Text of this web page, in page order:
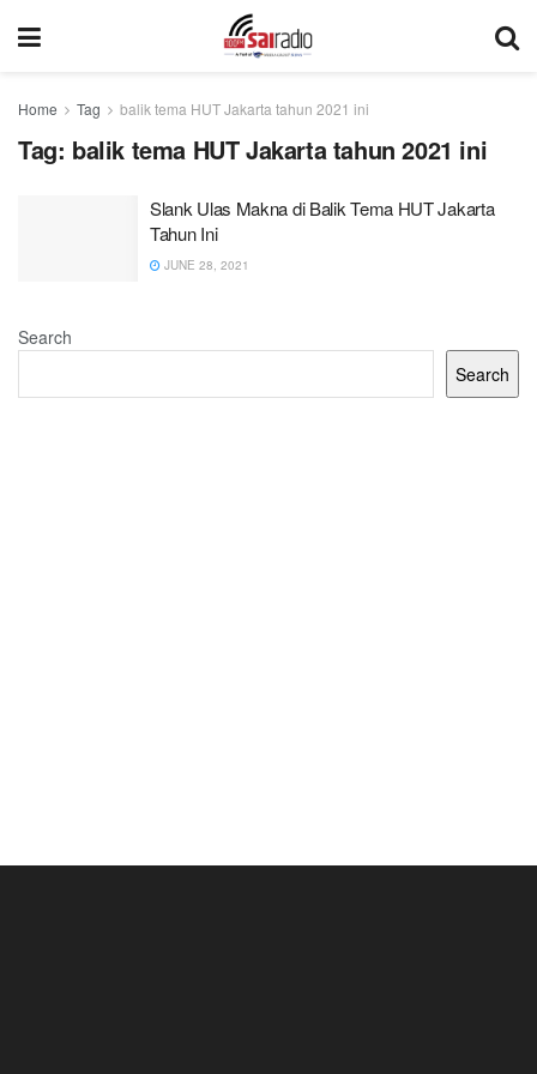
Home Tag balik tema HUT Jakarta tahun 2021 ini
Tag: balik tema HUT Jakarta tahun 2021 ini
Slank Ulas Makna di Balik Tema HUT Jakarta
Tahun Ini
JUNE 28, 2021
Search
Search